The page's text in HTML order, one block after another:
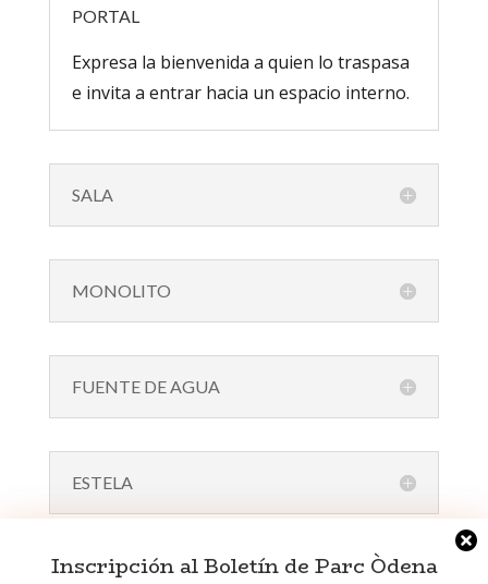
PORTAL
Expresa la bienvenida a quien lo traspasa
e invita a entrar hacia un espacio interno.
SALA
MONOLITO
FUENTE DE AGUA
ESTELA
Inscripción al Boletín de Parc Òdena